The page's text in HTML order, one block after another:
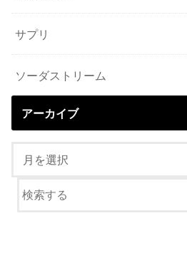
サプリ
ソーダストリーム
アーカイブ